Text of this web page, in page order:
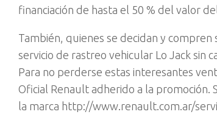
financiación de hasta el 50 % del valor
También, quienes se decidan y
servicio de rastreo vehicular Lo Jack sin
Para no perderse estas interesantes
Oficial Renault adherido a la promoción.
la marca http://www.renault.com.ar/